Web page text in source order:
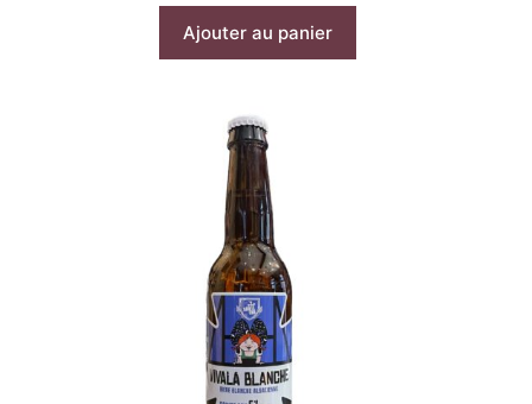
Ajouter au panier